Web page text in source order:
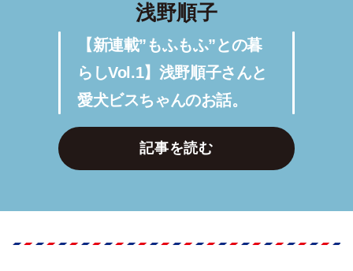
浅野順子
【新連載”もふもふ”との暮
らしVol.1】浅野順子さんと
愛犬ビスちゃんのお話。
記事を読む